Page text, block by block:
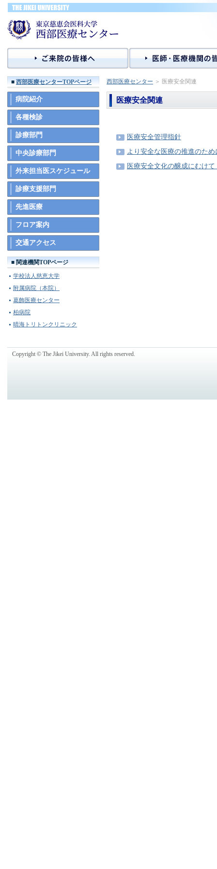
■ 西部医療センターTOPページ
病院紹介
各種検診
診療部門
中央診療部門
外来担当医スケジュール
診療支援部門
先進医療
フロア案内
交通アクセス
■ 関連機関TOPページ
学校法人慈恵大学
附属病院（本院）
葛飾医療センター
柏病院
晴海トリトンクリニック
西部医療センター ＞ 医療安全関連
医療安全関連
医療安全管理指針
より安全な医療の推進のため
医療安全文化の醸成にむけて
Copyright © The Jikei University. All rights reserved.